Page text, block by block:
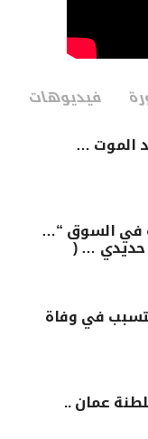
فيديوهات
الموت …
في السوق “…
… (
في وفاة
عمان ..